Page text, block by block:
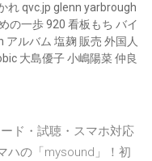
れ qvc.jp glenn yarbrough
の一歩 920 看板もち バイ
アルバム 塩麹 販売 外国人
大島優子 小嶋陽菜 仲良
ド・試聴・スマホ対応
ハの「mysound」！初